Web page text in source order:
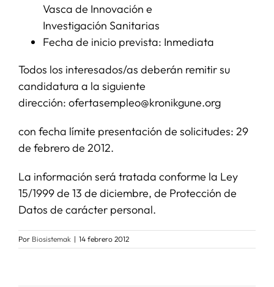
Vasca de Innovación e
Investigación Sanitarias
Fecha de inicio prevista: Inmediata
Todos los interesados/as deberán remitir su
candidatura a la siguiente
dirección: ofertasempleo@kronikgune.org
con fecha límite presentación de solicitudes: 29
de febrero de 2012.
La información será tratada conforme la Ley
15/1999 de 13 de diciembre, de Protección de
Datos de carácter personal.
Por Biosistemak | 14 febrero 2012